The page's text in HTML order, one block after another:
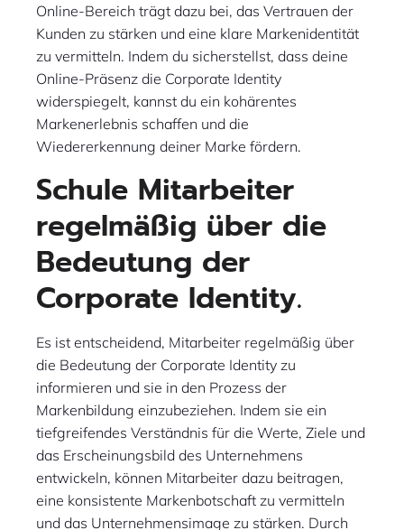
Online-Bereich trägt dazu bei, das Vertrauen der
Kunden zu stärken und eine klare Markenidentität
zu vermitteln. Indem du sicherstellst, dass deine
Online-Präsenz die Corporate Identity
widerspiegelt, kannst du ein kohärentes
Markenerlebnis schaffen und die
Wiedererkennung deiner Marke fördern.
Schule Mitarbeiter
regelmäßig über die
Bedeutung der
Corporate Identity.
Es ist entscheidend, Mitarbeiter regelmäßig über
die Bedeutung der Corporate Identity zu
informieren und sie in den Prozess der
Markenbildung einzubeziehen. Indem sie ein
tiefgreifendes Verständnis für die Werte, Ziele und
das Erscheinungsbild des Unternehmens
entwickeln, können Mitarbeiter dazu beitragen,
eine konsistente Markenbotschaft zu vermitteln
und das Unternehmensimage zu stärken. Durch